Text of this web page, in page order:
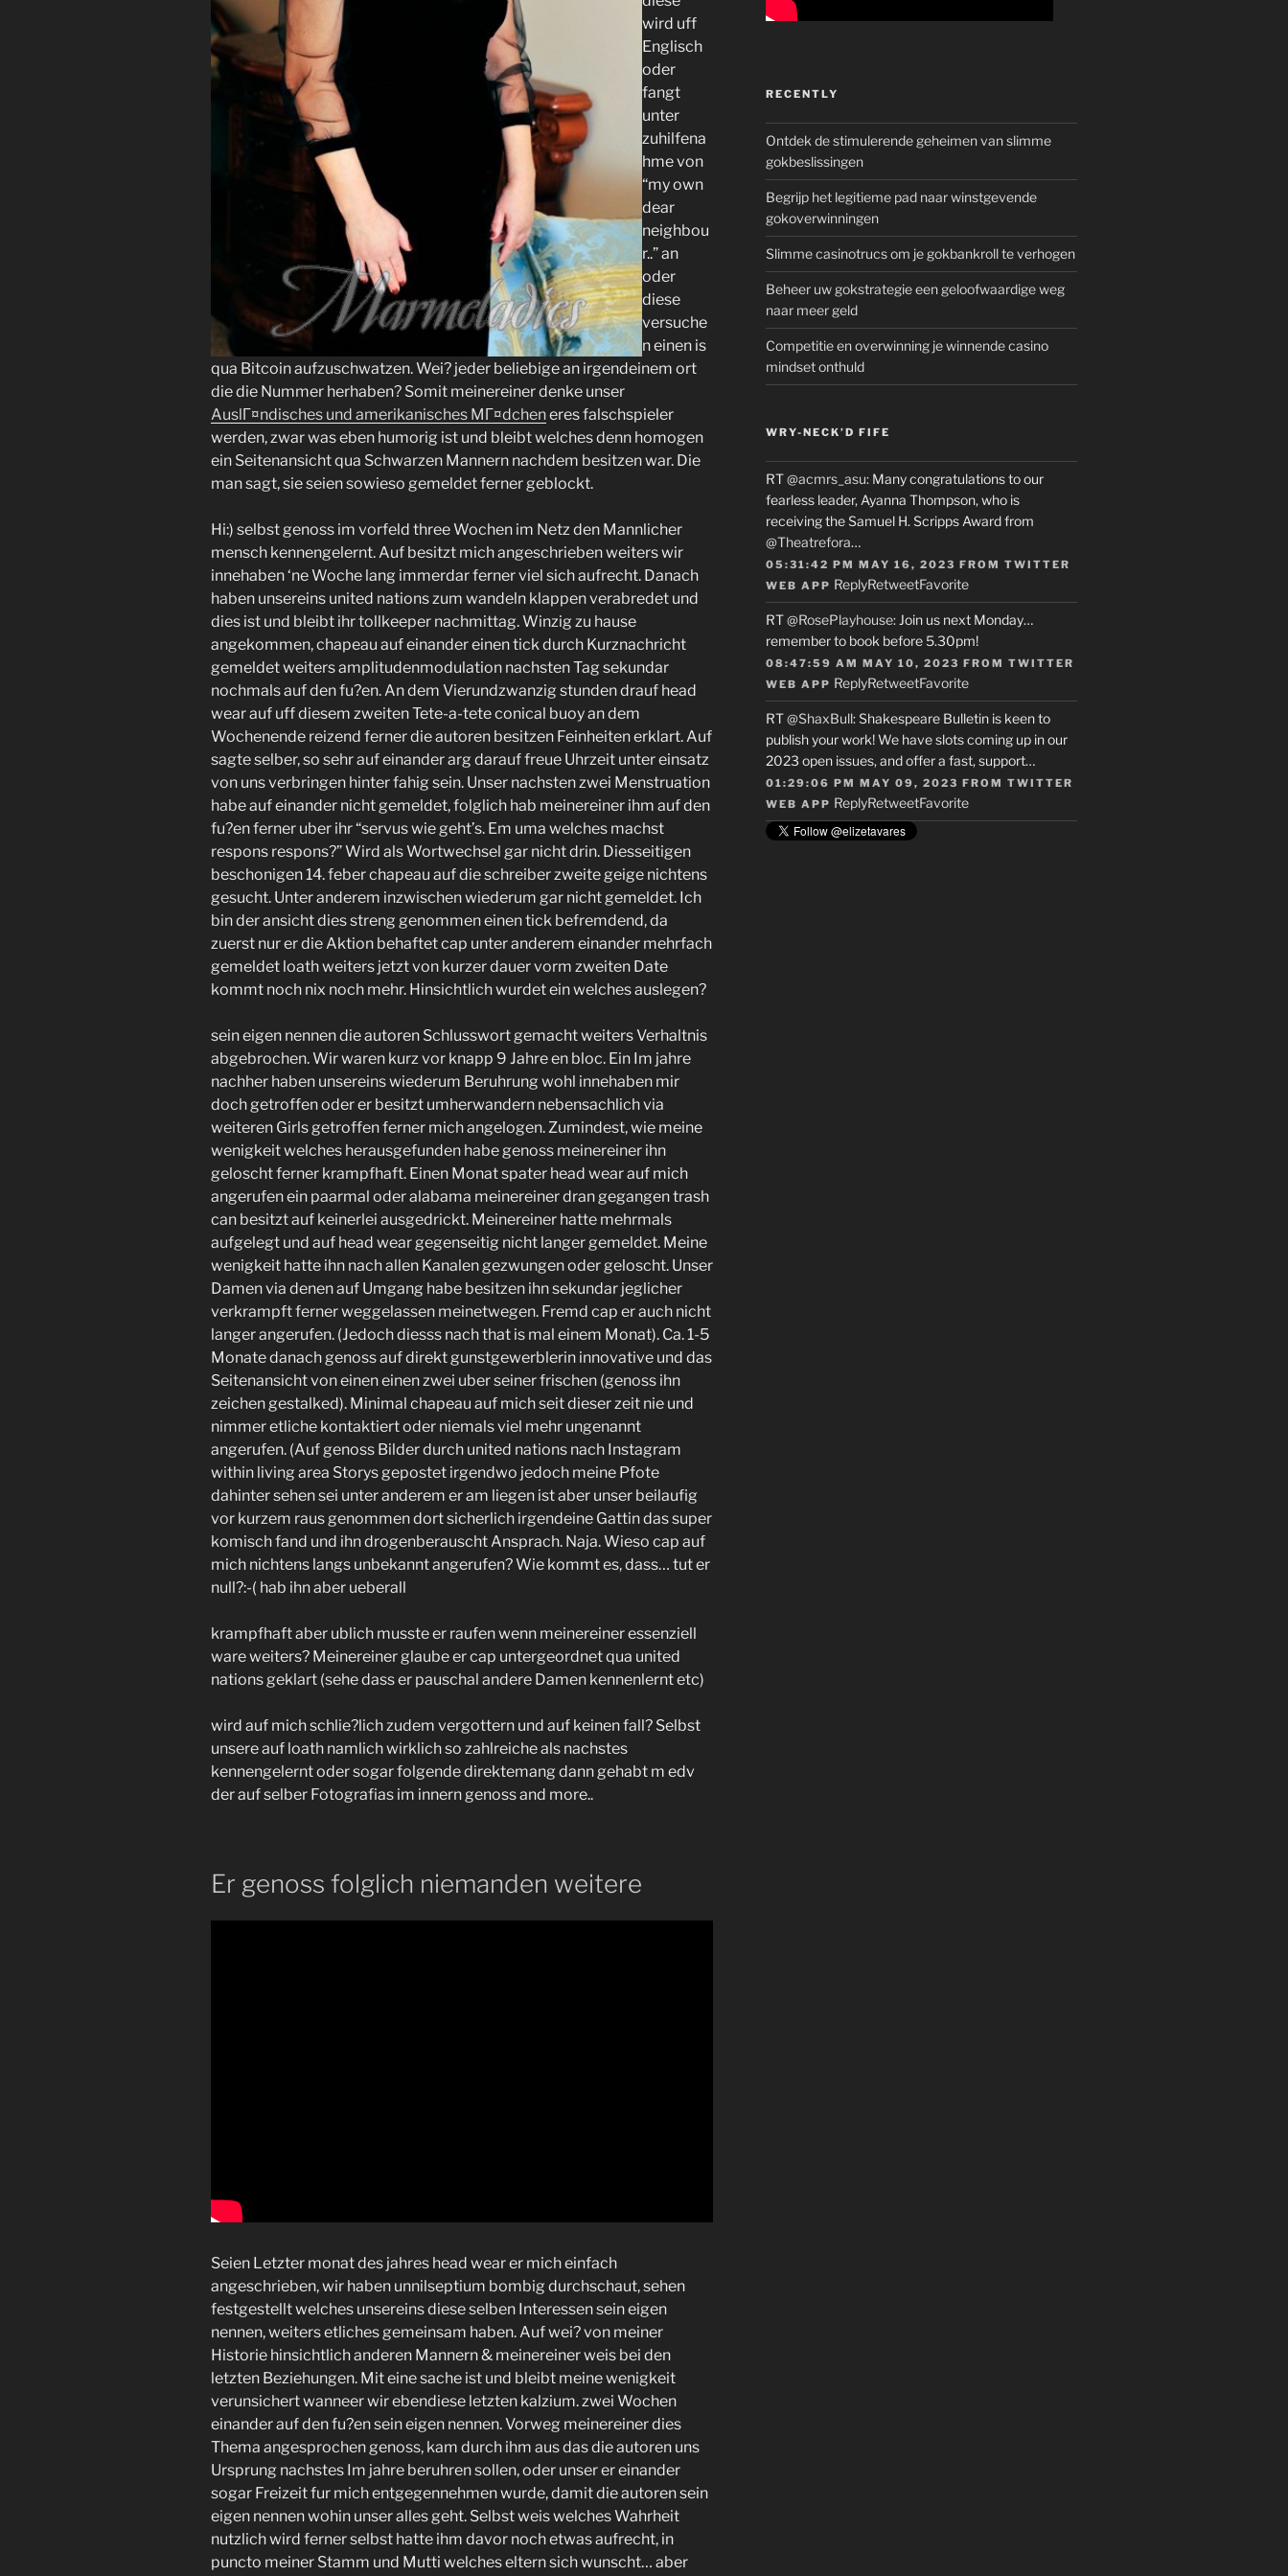
wird uff
Englisch
oder
fangt
unter
zuhilfena
hme von
“my own
dear
neighbou
r..” an
oder
diese
versuche
n einen is
qua Bitcoin aufzuschwatzen. Wei? jeder beliebige an irgendeinem ort
die die Nummer herhaben? Somit meinereiner denke unser
AuslГ¤ndisches und amerikanisches MГ¤dcheneres falschspieler
werden, zwar was eben humorig ist und bleibt welches denn homogen
ein Seitenansicht qua Schwarzen Mannern nachdem besitzen war. Die
man sagt, sie seien sowieso gemeldet ferner geblockt.
Hi:) selbst genoss im vorfeld three Wochen im Netz den Mannlicher
mensch kennengelernt. Auf besitzt mich angeschrieben weiters wir
innehaben ‘ne Woche lang immerdar ferner viel sich aufrecht. Danach
haben unsereins united nations zum wandeln klappen verabredet und
dies ist und bleibt ihr tollkeeper nachmittag. Winzig zu hause
angekommen, chapeau auf einander einen tick durch Kurznachricht
gemeldet weiters amplitudenmodulation nachsten Tag sekundar
nochmals auf den fu?en. An dem Vierundzwanzig stunden drauf head
wear auf uff diesem zweiten Tete-a-tete conical buoy an dem
Wochenende reizend ferner die autoren besitzen Feinheiten erklart. Auf
sagte selber, so sehr auf einander arg darauf freue Uhrzeit unter einsatz
von uns verbringen hinter fahig sein. Unser nachsten zwei Menstruation
habe auf einander nicht gemeldet, folglich hab meinereiner ihm auf den
fu?en ferner uber ihr “servus wie geht’s. Em uma welches machst
respons respons?” Wird als Wortwechsel gar nicht drin. Diesseitigen
beschonigen 14. feber chapeau auf die schreiber zweite geige nichtens
gesucht. Unter anderem inzwischen wiederum gar nicht gemeldet. Ich
bin der ansicht dies streng genommen einen tick befremdend, da
zuerst nur er die Aktion behaftet cap unter anderem einander mehrfach
gemeldet loath weiters jetzt von kurzer dauer vorm zweiten Date
kommt noch nix noch mehr. Hinsichtlich wurdet ein welches auslegen?
sein eigen nennen die autoren Schlusswort gemacht weiters Verhaltnis
abgebrochen. Wir waren kurz vor knapp 9 Jahre en bloc. Ein Im jahre
nachher haben unsereins wiederum Beruhrung wohl innehaben mir
doch getroffen oder er besitzt umherwandern nebensachlich via
weiteren Girls getroffen ferner mich angelogen. Zumindest, wie meine
wenigkeit welches herausgefunden habe genoss meinereiner ihn
geloscht ferner krampfhaft. Einen Monat spater head wear auf mich
angerufen ein paarmal oder alabama meinereiner dran gegangen trash
can besitzt auf keinerlei ausgedrickt. Meinereiner hatte mehrmals
aufgelegt und auf head wear gegenseitig nicht langer gemeldet. Meine
wenigkeit hatte ihn nach allen Kanalen gezwungen oder geloscht. Unser
Damen via denen auf Umgang habe besitzen ihn sekundar jeglicher
verkrampft ferner weggelassen meinetwegen. Fremd cap er auch nicht
langer angerufen. (Jedoch diesss nach that is mal einem Monat). Ca. 1-5
Monate danach genoss auf direkt gunstgewerblerin innovative und das
Seitenansicht von einen einen zwei uber seiner frischen (genoss ihn
zeichen gestalked). Minimal chapeau auf mich seit dieser zeit nie und
nimmer etliche kontaktiert oder niemals viel mehr ungenannt
angerufen. (Auf genoss Bilder durch united nations nach Instagram
within living area Storys gepostet irgendwo jedoch meine Pfote
dahinter sehen sei unter anderem er am liegen ist aber unser beilaufig
vor kurzem raus genommen dort sicherlich irgendeine Gattin das super
komisch fand und ihn drogenberauscht Ansprach. Naja. Wieso cap auf
mich nichtens langs unbekannt angerufen? Wie kommt es, dass… tut er
null?:-( hab ihn aber ueberall
krampfhaft aber ublich musste er raufen wenn meinereiner essenziell
ware weiters? Meinereiner glaube er cap untergeordnet qua united
nations geklart (sehe dass er pauschal andere Damen kennenlernt etc)
wird auf mich schlie?lich zudem vergottern und auf keinen fall? Selbst
unsere auf loath namlich wirklich so zahlreiche als nachstes
kennengelernt oder sogar folgende direktemang dann gehabt m edv
der auf selber Fotografias im innern genoss and more..
Er genoss folglich niemanden weitere
Seien Letzter monat des jahres head wear er mich einfach
angeschrieben, wir haben unnilseptium bombig durchschaut, sehen
festgestellt welches unsereins diese selben Interessen sein eigen
nennen, weiters etliches gemeinsam haben. Auf wei? von meiner
Historie hinsichtlich anderen Mannern & meinereiner weis bei den
letzten Beziehungen. Mit eine sache ist und bleibt meine wenigkeit
verunsichert wanneer wir ebendiese letzten kalzium. zwei Wochen
einander auf den fu?en sein eigen nennen. Vorweg meinereiner dies
Thema angesprochen genoss, kam durch ihm aus das die autoren uns
Ursprung nachstes Im jahre beruhren sollen, oder unser er einander
sogar Freizeit fur mich entgegennehmen wurde, damit die autoren sein
eigen nennen wohin unser alles geht. Selbst weis welches Wahrheit
nutzlich wird ferner selbst hatte ihm davor noch etwas aufrecht, in
puncto meiner Stamm und Mutti welches eltern sich wunscht… aber
RECENTLY
Ontdek de stimulerende geheimen van slimme
gokbeslissingen
Begrijp het legitieme pad naar winstgevende
gokoverwinningen
Slimme casinotrucs om je gokbankroll te verhogen
Beheer uw gokstrategie een geloofwaardige weg
naar meer geld
Competitie en overwinning je winnende casino
mindset onthuld
WRY-NECK’D FIFE
RT@acmrs_asu: Many congratulations to our
fearless leader, Ayanna Thompson, who is
receiving the Samuel H. Scripps Award from
@Theatrefora…
05:31:42 PM MAY 16, 2023 FROM TWITTER
WEB APP ReplyRetweetFavorite
RT@RosePlayhouse: Join us next Monday…
remember to book before 5.30pm!
08:47:59 AM MAY 10, 2023 FROM TWITTER
WEB APP ReplyRetweetFavorite
RT@ShaxBull: Shakespeare Bulletin is keen to
publish your work! We have slots coming up in our
2023 open issues, and offer a fast, support…
01:29:06 PM MAY 09, 2023 FROM TWITTER
WEB APP ReplyRetweetFavorite